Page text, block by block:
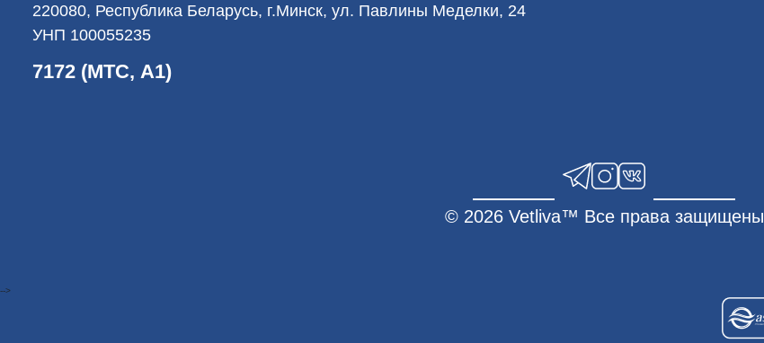
220080, Республика Беларусь, г.Минск, ул. Павлины Меделки, 24
УНП 100055235
7172 (МТС, А1)
© 2026 Vetliva™ Все права защищены
-->